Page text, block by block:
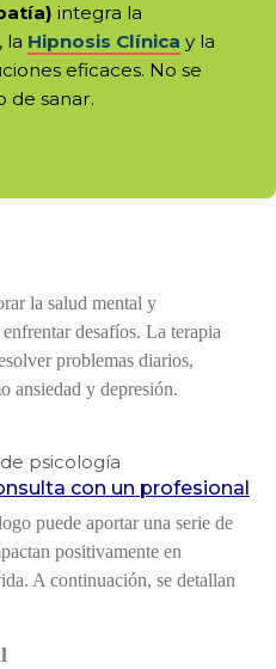
integra la
, la Hipnosis Clínica y la
eficaces. No se
de sanar.
la salud mental y
desafíos. La terapia
problemas diarios,
ansiedad y depresión.
con un profesional
puede aportar una serie de
positivamente en
A continuación, se detallan